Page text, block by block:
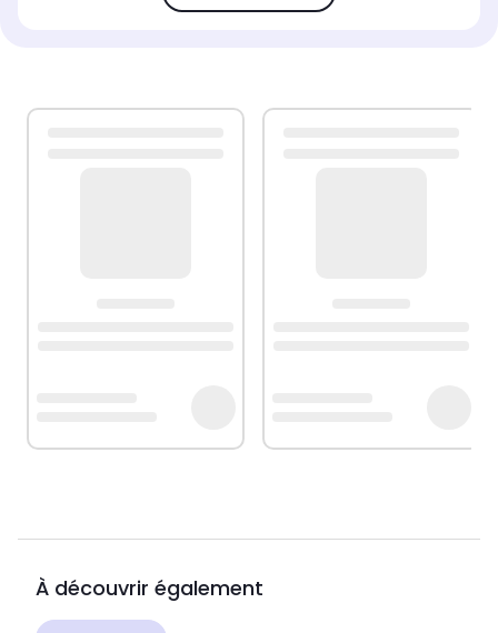
À découvrir également